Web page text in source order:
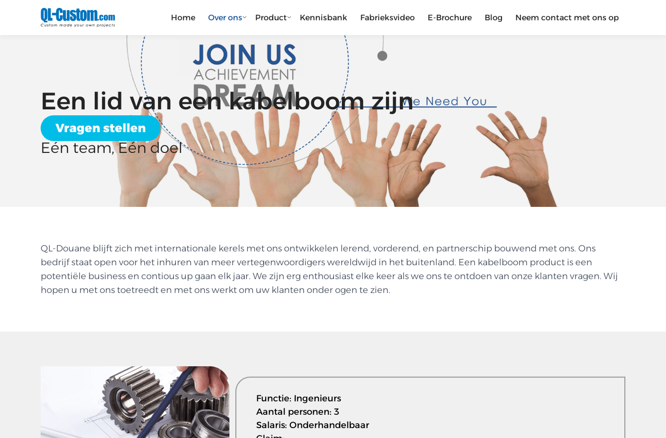
Home Over ons Product Kennisbank Fabrieksvideo E-Brochure Blog Neem contact met ons op
Een lid van een kabelboom zijn
Vragen stellen
Eén team, Eén doel
QL-Douane blijft zich met internationale kerels met ons ontwikkelen lerend, vorderend, en partnerschip bouwend met ons. Ons
bedrijf staat open voor het inhuren van meer vertegenwoordigers wereldwijd in het buitenland. Een kabelboom product is een
potentiële business en contious up gaan elk jaar. We zijn erg enthousiast elke keer als we ons te ontdoen van onze klanten vragen. Wij
hopen u met ons toetreedt en met ons werkt om uw klanten onder ogen te zien.
Functie: Ingenieurs
Aantal personen: 3
Salaris: Onderhandelbaar